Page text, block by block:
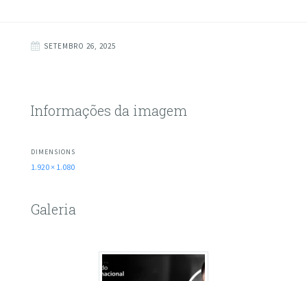
SETEMBRO 26, 2025
Informações da imagem
DIMENSIONS
1.920 × 1.080
Galeria